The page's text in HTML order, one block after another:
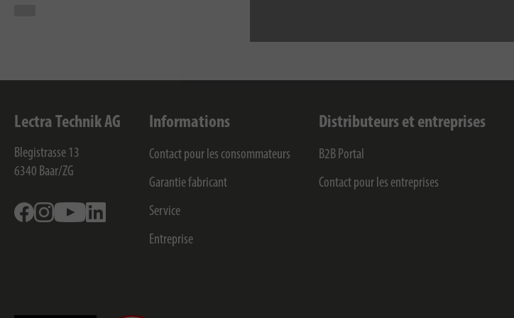
Lectra Technik AG
Blegistrasse 13
6340 Baar/ZG
FacebookInstagramYoutube
Informations
Contact pour les consommateurs
Garantie fabricant
Service
Entreprise
Distributeurs et entreprises
B2B Portal
Contact pour les entreprises